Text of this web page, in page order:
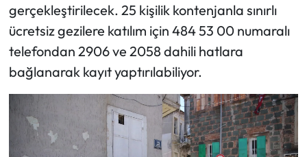
gerçekleştirilecek. 25 kişilik kontenjanla sınırlı
ücretsiz gezilere katılım için 484 53 00 numaralı
telefondan 2906 ve 2058 dahili hatlara
bağlanarak kayıt yaptırılabiliyor.